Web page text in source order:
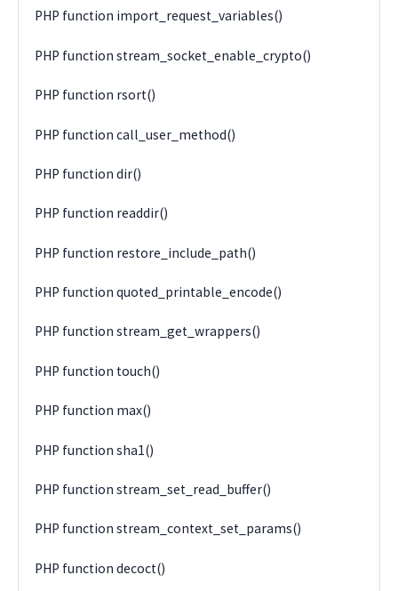
PHP function import_request_variables()
PHP function stream_socket_enable_crypto()
PHP function rsort()
PHP function call_user_method()
PHP function dir()
PHP function readdir()
PHP function restore_include_path()
PHP function quoted_printable_encode()
PHP function stream_get_wrappers()
PHP function touch()
PHP function max()
PHP function sha1()
PHP function stream_set_read_buffer()
PHP function stream_context_set_params()
PHP function decoct()